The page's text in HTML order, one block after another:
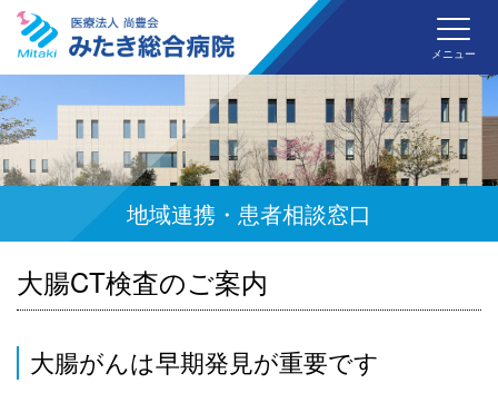
みた
メニュー
地域連携・患者相談窓口
大腸CT検査のご案内
大腸がんは早期発見が重要です